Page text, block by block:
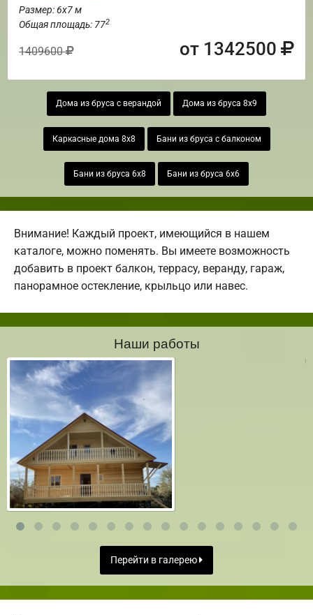
Размер: 6х7 м
Общая площадь: 772
1409600 от 1342500
Дома из бруса с верандой Дома из бруса 8х9
Каркасные дома 8х8 Бани из бруса с балконом
Бани из бруса 6х8 Бани из бруса 6х6
Внимание! Каждый проект, имеющийся в нашем
каталоге, можно поменять. Вы имеете возможность
добавить в проект балкон, террасу, веранду, гараж,
панорамное остекление, крыльцо или навес.
Наши работы
Перейти в галерею